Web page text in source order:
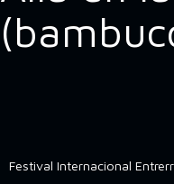
Festival Internacional